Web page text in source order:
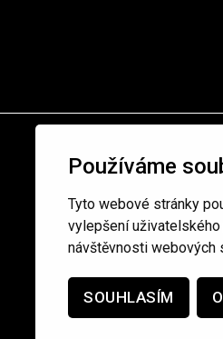
Používáme
Tyto webové stránky
vylepšení
návštěvnosti webových
SOUHLASÍM